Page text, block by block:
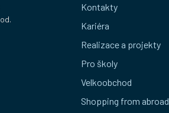
Kontakty
Kariéra
Realizace a projekty
Pro školy
Velkoobchod
Shopping from abroad